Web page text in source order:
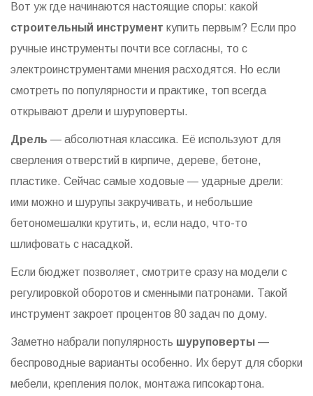
Вот уж где начинаются настоящие споры: какой
строительный инструмент купить первым? Если про
ручные инструменты почти все согласны, то с
электроинструментами мнения расходятся. Но если
смотреть по популярности и практике, топ всегда
открывают дрели и шуруповерты.
Дрель — абсолютная классика. Её используют для
сверления отверстий в кирпиче, дереве, бетоне,
пластике. Сейчас самые ходовые — ударные дрели:
ими можно и шурупы закручивать, и небольшие
бетономешалки крутить, и, если надо, что-то
шлифовать с насадкой.
Если бюджет позволяет, смотрите сразу на модели с
регулировкой оборотов и сменными патронами. Такой
инструмент закроет процентов 80 задач по дому.
Заметно набрали популярность шуруповерты —
беспроводные варианты особенно. Их берут для сборки
мебели, крепления полок, монтажа гипсокартона.